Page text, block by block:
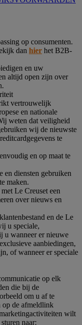
op consumenten.
dan hier het B2B-
en uw
altijd open zijn over
vertrouwelijk
en nationale
weten dat veiligheid
wij de nieuwste
te
en op maat te
en diensten gebruiken
maken.
Le Creuset een
over nieuws en
en de Le
u speciale,
u wanneer er nieuwe
aanbiedingen,
of wanneer er speciale
op elk
die bij de
om u af te
de afmeldlink
wilt
naar: